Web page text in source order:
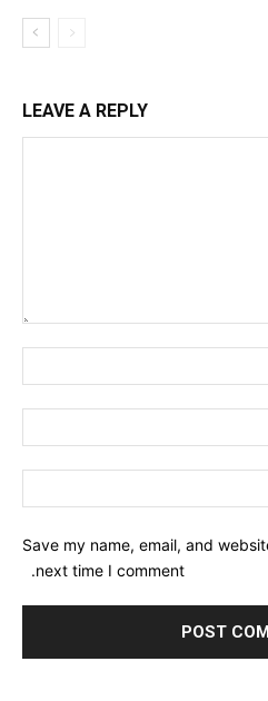
LEAVE A REPLY
Save my name, email, and
next time I comment.